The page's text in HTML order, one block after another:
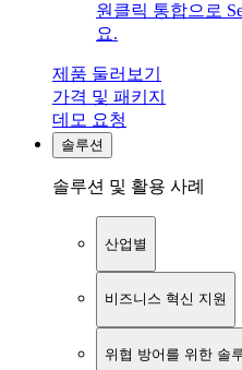
원클릭 통합으로
요.
제품 둘러보기
가격 및 패키지
데모 요청
솔루션
솔루션 및 활용 사례
산업별
비즈니스 혁신 지원
위협 방어를 위한 솔